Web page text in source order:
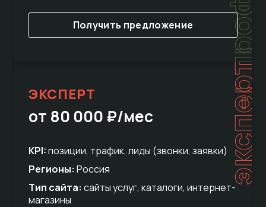
Получить предложение
эксперт
ЭКСПЕРТ
от 80 000 ₽/мес
KPI:позиции, трафик, лиды (звонки, заявки)
Регионы: Россия
Тип сайта: сайты услуг, каталоги, интернет-
магазины